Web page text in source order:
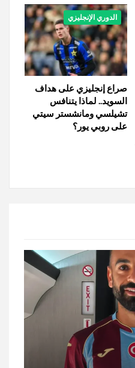
الدوري الإنجليزي
صراع إنجليزي على هداف
السويد.. لماذا يتنافس
تشيلسي ومانشستر سيتي
على روبي يور؟